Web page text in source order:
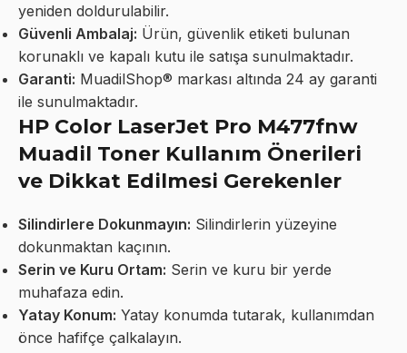
yeniden doldurulabilir.
Güvenli Ambalaj: Ürün, güvenlik etiketi bulunan
korunaklı ve kapalı kutu ile satışa sunulmaktadır.
Garanti: MuadilShop® markası altında 24 ay garanti
ile sunulmaktadır.
HP Color LaserJet Pro M477fnw
Muadil Toner Kullanım Önerileri
ve Dikkat Edilmesi Gerekenler
Silindirlere Dokunmayın: Silindirlerin yüzeyine
dokunmaktan kaçının.
Serin ve Kuru Ortam: Serin ve kuru bir yerde
muhafaza edin.
Yatay Konum: Yatay konumda tutarak, kullanımdan
önce hafifçe çalkalayın.